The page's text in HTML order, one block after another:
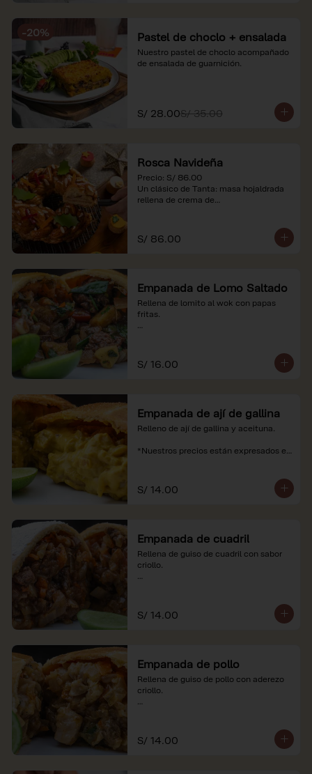
-20% Pastel de choclo + ensalada
Nuestro pastel de choclo acompañado
de ensalada de guarnición.
S/ 28.00S/ 35.00
Rosca Navideña
Precio: S/ 86.00
Un clásico de Tanta: masa hojaldrada
rellena de crema de
*Nuestros precios están expresados en
soles e incluyen impuestos de ley y
S/ 86.00
Empanada de Lomo Saltado
Rellena de lomito al wok con papas
fritas.
S/ 16.00
Empanada de ají de gallina
Relleno de ají de gallina y aceituna.
*Nuestros precios están expresados en
S/ 14.00
Empanada de cuadril
Rellena de guiso de cuadril con sabor
criollo.
S/ 14.00
Empanada de pollo
Rellena de guiso de pollo con aderezo
criollo.
S/ 14.00